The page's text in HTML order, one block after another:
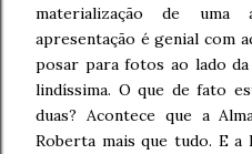
materialização de uma
apresentação é genial com
posar para fotos ao lado da
lindíssima. O que de fato
duas? Acontece que a
Roberta mais que tudo. E